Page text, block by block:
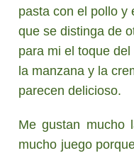
pasta con el pollo y
que se distinga de
para mi el toque
la manzana y la
parecen delicioso.
Me gustan mucho
mucho juego